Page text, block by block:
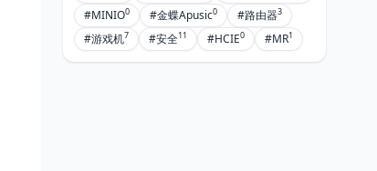
#MINIO0 #金蝶Apusic0 #路由器3
#游戏机7 #安全11 #HCIE0 #MR1